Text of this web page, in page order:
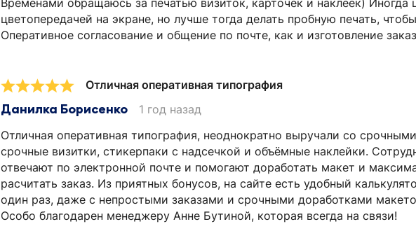
Временами обращаюсь за печатью визиток, карточек и наклеек) Иногда
цветопередачей на экране, но лучше тогда делать пробную печать,
Оперативное согласование и общение по почте, как и изготовление
Отличная оперативная типография
Данилка Борисенко
1 год назад
Отличная оперативная типография, неоднократно выручали со
срочные визитки, стикерпаки с надсечкой и объёмные наклейки.
отвечают по электронной почте и помогают доработать макет и
расчитать заказ. Из приятных бонусов, на сайте есть удобный
один раз, даже с непростыми заказами и срочными доработками
Особо благодарен менеджеру Анне Бутиной, которая всегда на связи!